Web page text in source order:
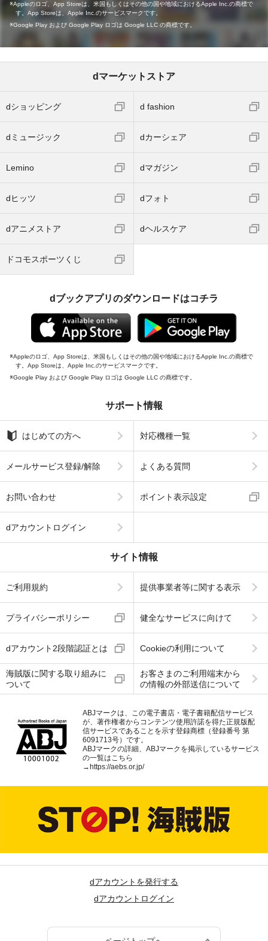
Appleのロゴ、App Storeは、米国もしくはその他の国や地域におけるApple Inc.の商標で
す。App Storeは、Apple Inc.のサービスマークです。
Google Play および Google Play ロゴは Google LLC の商標です。
dマーケットストア
dショッピング d fashion
dミュージック dカーシェア
Lemino dマガジン
dヒッツ dフォト
dアニメストア dヘルスケア
ドコモスポーツくじ
dブックアプリのダウンロードはコチラ
Appleのロゴ、App Storeは、米国もしくはその他の国や地域におけるApple Inc.の商標で
す。App Storeは、Apple Inc.のサービスマークです。
Google Play および Google Play ロゴは Google LLC の商標です。
サポート情報
はじめての方へ 対応機種一覧
メールサービス登録/解除 よくある質問
お問い合わせ ポイント表示設定
dアカウントログイン
サイト情報
ご利用規約 提供事業者等に関する表示
プライバシーポリシー 健全なサービスに向けて
dアカウント2段階認証とは Cookieの利用について
海賊版に関する取り組みに
ついて
お客さまのご利用端末から
の情報の外部送信について
ABJマークは、この電子書店・電子書籍配信サービス
が、著作権者からコンテンツ使用許諾を得た正規版配
信サービスであることを示す登録商標（登録番号 第
6091713号）です。
ABJマークの詳細、ABJマークを掲示しているサービス
の一覧はこちら
→ https://aebs.or.jp/
dアカウントを発行する
dアカウントログイン